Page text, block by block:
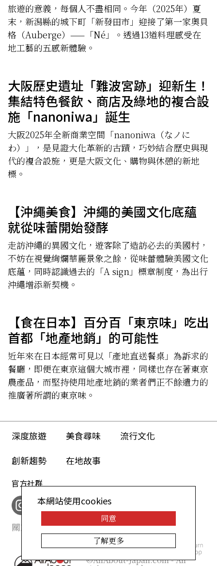
旅遊的意義，每個人不盡相同。今年（2025年）夏
末，新潟縣的城下町「新發田市」迎接了第一家奧貝
格（Auberge）——「Né」。透過13道料理感受在
地工藝的五感新體驗。
大阪歷史遺址「難波宮跡」迎新生！
集結特色餐飲、商店及綠地的複合設
施「nanoniwa」誕生
大阪2025年全新商業空間「nanoniwa（なノに
わ）」，是見證大化革新的古蹟，巧妙結合歷史與現
代的複合設施，更是大阪文化、購物與休憩的新地
標。
【沖繩美食】沖繩的美國文化底蘊
就從味蕾開始發酵
走訪沖繩的異國文化，遊客除了造訪必去的美國村，
不妨在視覺絢爛華麗景象之餘，從味蕾體驗美國文化
底蘊，同時認識過去的「A sign」標章制度，為出行
沖繩增添新契機。
【食在日本】百分百「東京味」吃出
首都「地產地銷」的可能性
近年來在日本經常可見以「產地直送餐桌」為訴求的
餐廳，即便在東京這個大城市裡，同樣也存在著東京
農產品，而堅持使用地產地銷的業者們正不餘遺力的
推廣著所謂的東京味。
深度旅遊 美食尋味
流行文化
創新趨勢
在地故事
官方社群
關於我們 網站政策
©AllAbout-Japan.com - All
本網站使用cookies
同意
了解更多